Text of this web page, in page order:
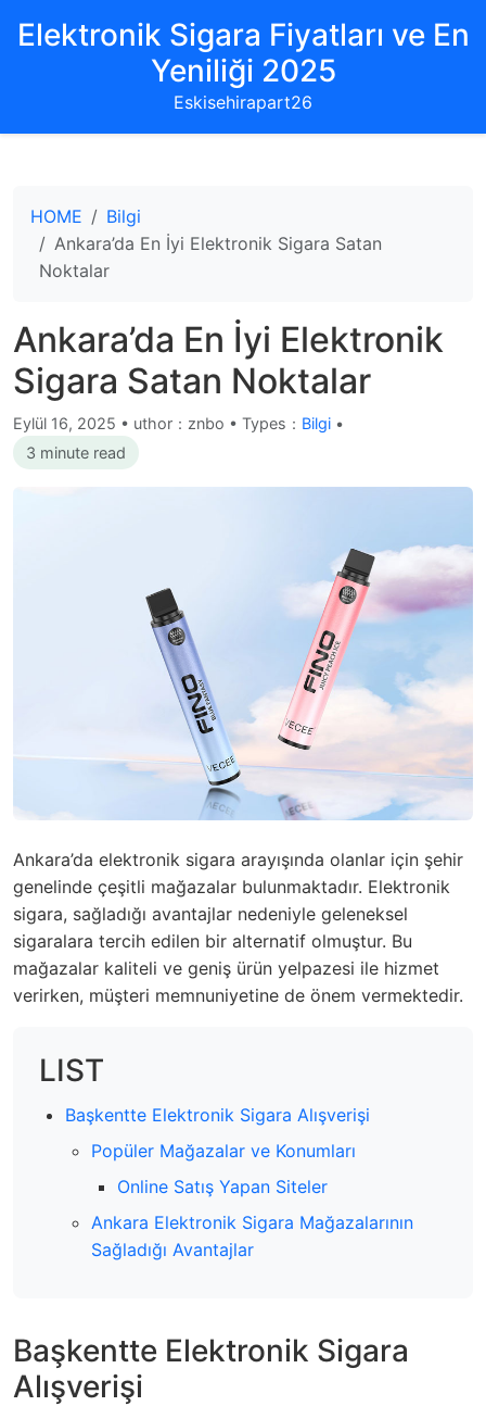
Elektronik Sigara Fiyatları ve En
Yeniliği 2025
Eskisehirapart26
HOME
Bilgi
Ankara’da En İyi Elektronik Sigara Satan
Noktalar
Ankara’da En İyi Elektronik
Sigara Satan Noktalar
Eylül 16, 2025 • uthor：znbo • Types： Bilgi •
3 minute read
Ankara’da elektronik sigara arayışında olanlar için şehir
genelinde çeşitli mağazalar bulunmaktadır. Elektronik
sigara, sağladığı avantajlar nedeniyle geleneksel
sigaralara tercih edilen bir alternatif olmuştur. Bu
mağazalar kaliteli ve geniş ürün yelpazesi ile hizmet
verirken, müşteri memnuniyetine de önem vermektedir.
LIST
Başkentte Elektronik Sigara Alışverişi
Popüler Mağazalar ve Konumları
Online Satış Yapan Siteler
Ankara Elektronik Sigara Mağazalarının
Sağladığı Avantajlar
Başkentte Elektronik Sigara
Alışverişi